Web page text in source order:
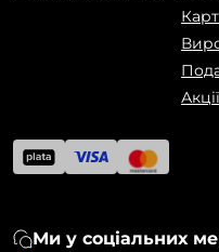
Акції
Ми у соціальних